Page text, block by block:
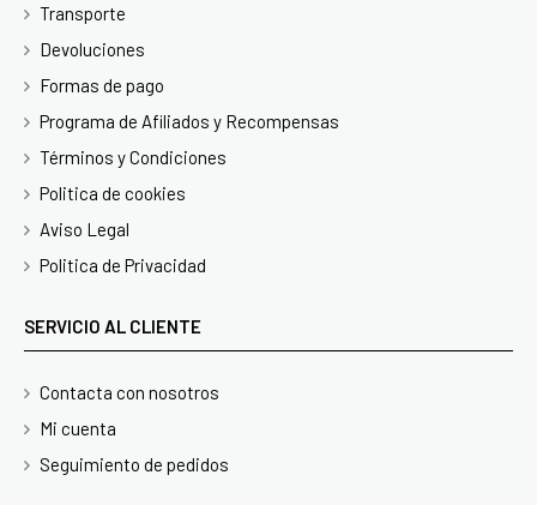
Transporte
Devoluciones
Formas de pago
Programa de Afiliados y Recompensas
Términos y Condiciones
Politica de cookies
Aviso Legal
Politica de Privacidad
SERVICIO AL CLIENTE
Contacta con nosotros
Mi cuenta
Seguimiento de pedidos